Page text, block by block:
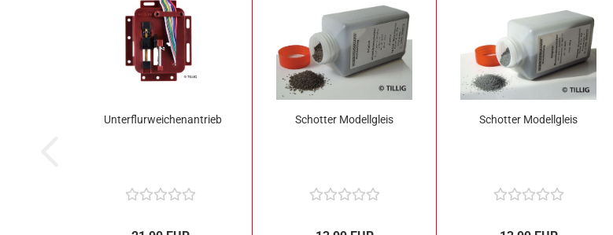
Unterflurweichenantrieb Schotter Modellgleis Schotter Modellgleis